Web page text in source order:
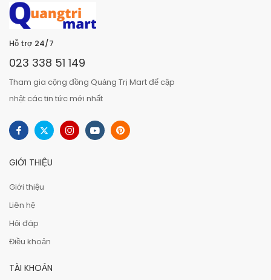
Hỗ trợ 24/7
023 338 51 149
Tham gia cộng đồng Quảng Trị Mart để cập
nhật các tin tức mới nhất
GIỚI THIỆU
Giới thiệu
Liên hệ
Hỏi đáp
Điều khoản
TÀI KHOẢN